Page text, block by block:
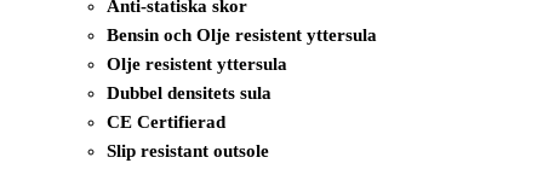
Anti-statiska skor
Bensin och Olje resistent yttersula
Olje resistent yttersula
Dubbel densitets sula
CE Certifierad
Slip resistant outsole